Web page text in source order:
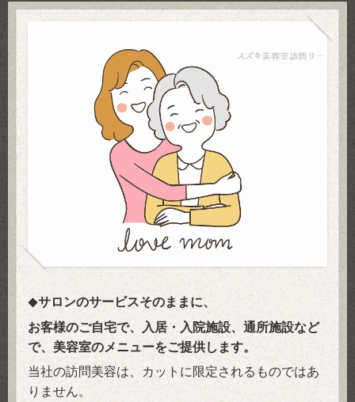
◆サロンのサービスそのままに、
お客様のご自宅で、入居・入院施設、通所施設など
で、美容室のメニューをご提供します。
当社の訪問美容は、カットに限定されるものではあ
りません。